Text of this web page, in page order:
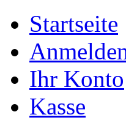
Startseite
Ihr Konto
Kasse